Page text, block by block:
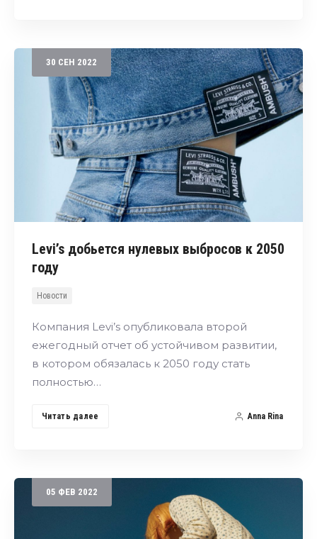
30 СЕН 2022
Levi’s добьется нулевых выбросов к 2050
году
Новости
Компания Levi’s опубликовала второй
ежегодный отчет об устойчивом развитии,
в котором обязалась к 2050 году стать
полностью…
Читать далее Anna Rina
05 ФЕВ 2022